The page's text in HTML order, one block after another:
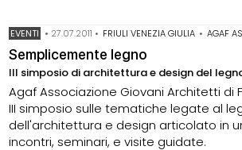
EVENTI • 27.07.2011 • FRIULI VENEZIA GIULIA • AGAF
Semplicemente legno
III simposio di architettura e design del
Agaf Associazione Giovani Architetti di
III simposio sulle tematiche legate al
dell'architettura e design articolato in
incontri, seminari, e visite guidate.